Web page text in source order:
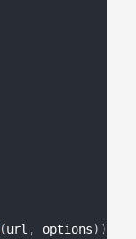
(url , options) )